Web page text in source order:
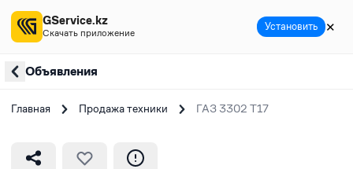
Объявления
Главная Продажа техники ГАЗ 3302 Т17
GService.kz
Скачать приложение Установить ✕